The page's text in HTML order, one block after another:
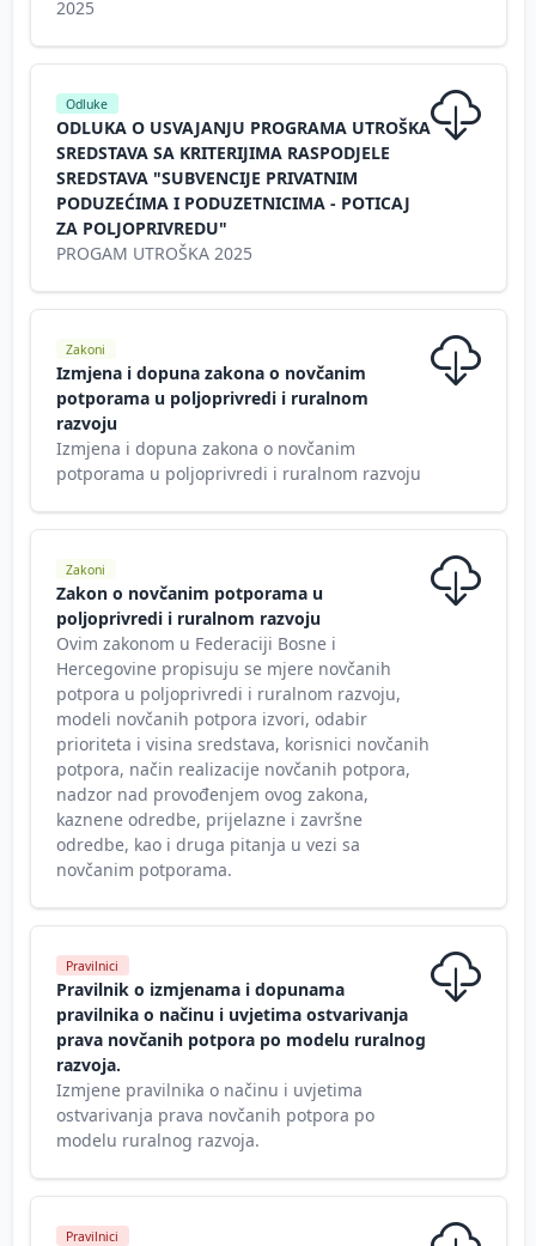
2025
Odluke
ODLUKA O USVAJANJU PROGRAMA UTROŠKA
SREDSTAVA SA KRITERIJIMA RASPODJELE
SREDSTAVA "SUBVENCIJE PRIVATNIM
PODUZEĆIMA I PODUZETNICIMA - POTICAJ
ZA POLJOPRIVREDU"
PROGAM UTROŠKA 2025
Zakoni
Izmjena i dopuna zakona o novčanim
potporama u poljoprivredi i ruralnom
razvoju
Izmjena i dopuna zakona o novčanim
potporama u poljoprivredi i ruralnom razvoju
Zakoni
Zakon o novčanim potporama u
poljoprivredi i ruralnom razvoju
Ovim zakonom u Federaciji Bosne i
Hercegovine propisuju se mjere novčanih
potpora u poljoprivredi i ruralnom razvoju,
modeli novčanih potpora izvori, odabir
prioriteta i visina sredstava, korisnici novčanih
potpora, način realizacije novčanih potpora,
nadzor nad provođenjem ovog zakona,
kaznene odredbe, prijelazne i završne
odredbe, kao i druga pitanja u vezi sa
novčanim potporama.
Pravilnici
Pravilnik o izmjenama i dopunama
pravilnika o načinu i uvjetima ostvarivanja
prava novčanih potpora po modelu ruralnog
razvoja.
Izmjene pravilnika o načinu i uvjetima
ostvarivanja prava novčanih potpora po
modelu ruralnog razvoja.
Pravilnici